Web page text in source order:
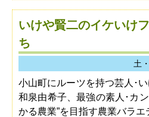
いけや賢二のイケいけ
ち
土
小山町にルーツを持つ芸人･
和泉由希子、最強の素人･カ
かる農業”を目指す農業バラエ